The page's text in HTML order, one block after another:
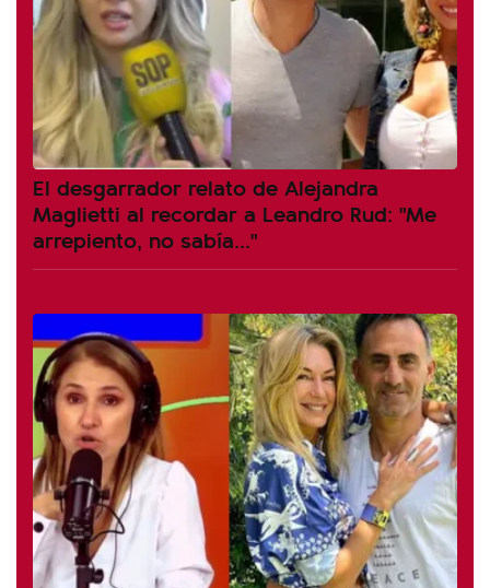
El desgarrador relato de Alejandra
Maglietti al recordar a Leandro Rud: "Me
arrepiento, no sabía..."